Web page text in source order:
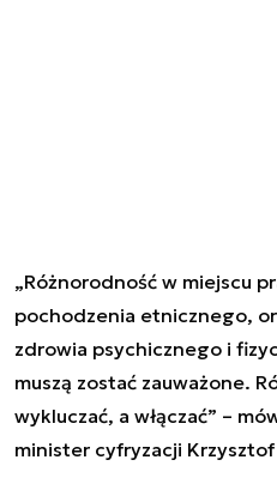
„Różnorodność w miejscu
pochodzenia etnicznego,
zdrowia psychicznego i
muszą zostać zauważone.
wykluczać, a włączać” –
minister cyfryzacji